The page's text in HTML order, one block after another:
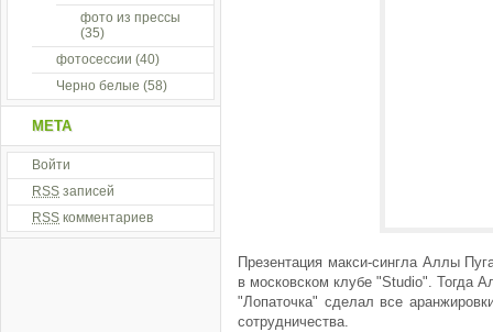
Презентация макси-сингла Аллы
в московском клубе "Studio". Тогда
"Лопаточка" сделал все
сотрудничества.
фото из прессы
(35)
фотосессии (40)
Черно белые (58)
МЕТА
Войти
RSS записей
RSS комментариев